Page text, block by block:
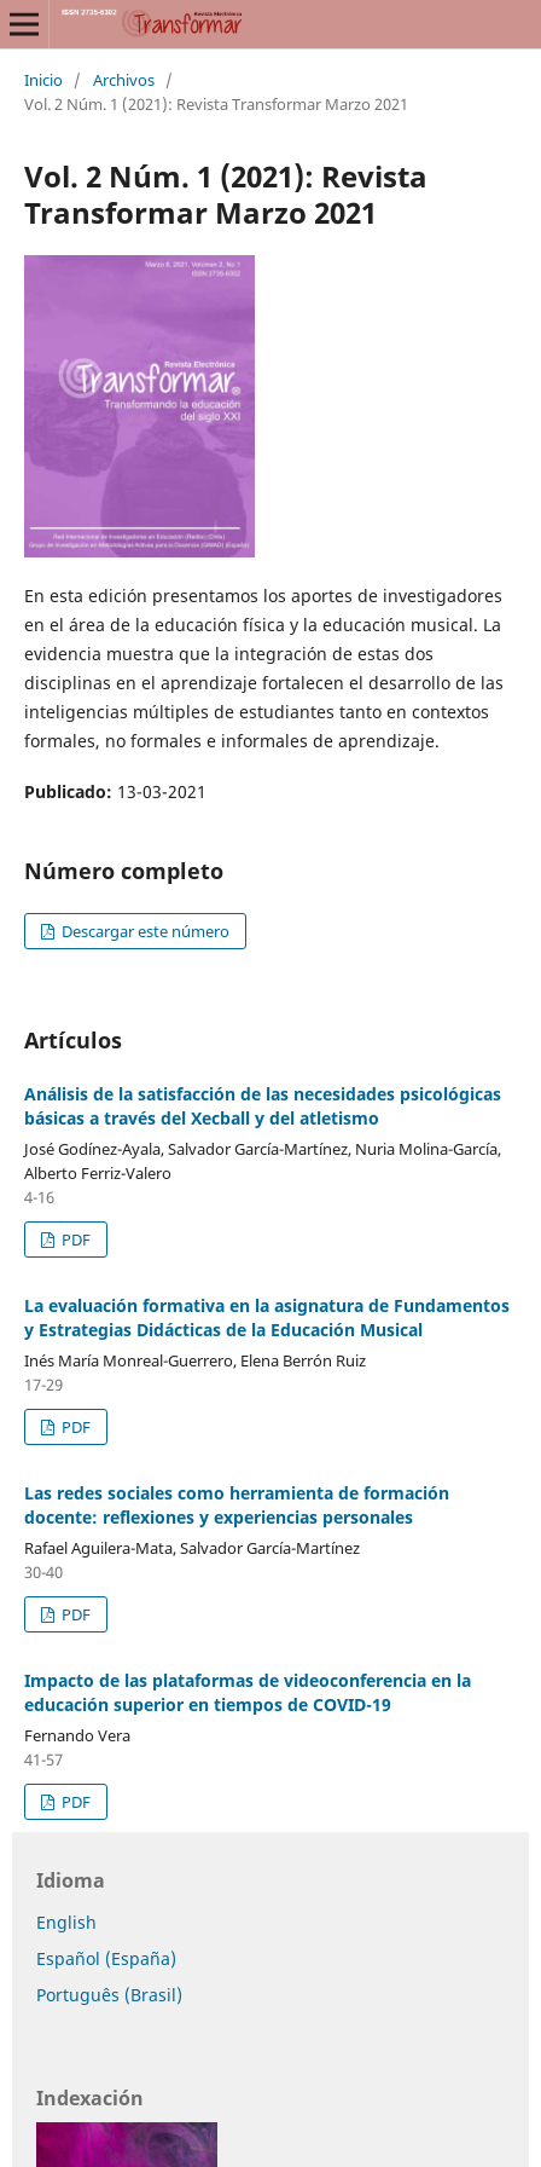
Inicio / Archivos /
Vol. 2 Núm. 1 (2021): Revista Transformar Marzo 2021
Vol. 2 Núm. 1 (2021): Revista
Transformar Marzo 2021
En esta edición presentamos los aportes de investigadores
en el área de la educación física y la educación musical. La
evidencia muestra que la integración de estas dos
disciplinas en el aprendizaje fortalecen el desarrollo de las
inteligencias múltiples de estudiantes tanto en contextos
formales, no formales e informales de aprendizaje.
Publicado: 13-03-2021
Número completo
Descargar este número
Artículos
Análisis de la satisfacción de las necesidades psicológicas
básicas a través del Xecball y del atletismo
José Godínez-Ayala, Salvador García-Martínez, Nuria Molina-García,
Alberto Ferriz-Valero
4-16
PDF
La evaluación formativa en la asignatura de Fundamentos
y Estrategias Didácticas de la Educación Musical
Inés María Monreal-Guerrero, Elena Berrón Ruiz
17-29
PDF
Las redes sociales como herramienta de formación
docente: reflexiones y experiencias personales
Rafael Aguilera-Mata, Salvador García-Martínez
30-40
PDF
Impacto de las plataformas de videoconferencia en la
educación superior en tiempos de COVID-19
Fernando Vera
41-57
PDF
Idioma
English
Español (España)
Português (Brasil)
Indexación